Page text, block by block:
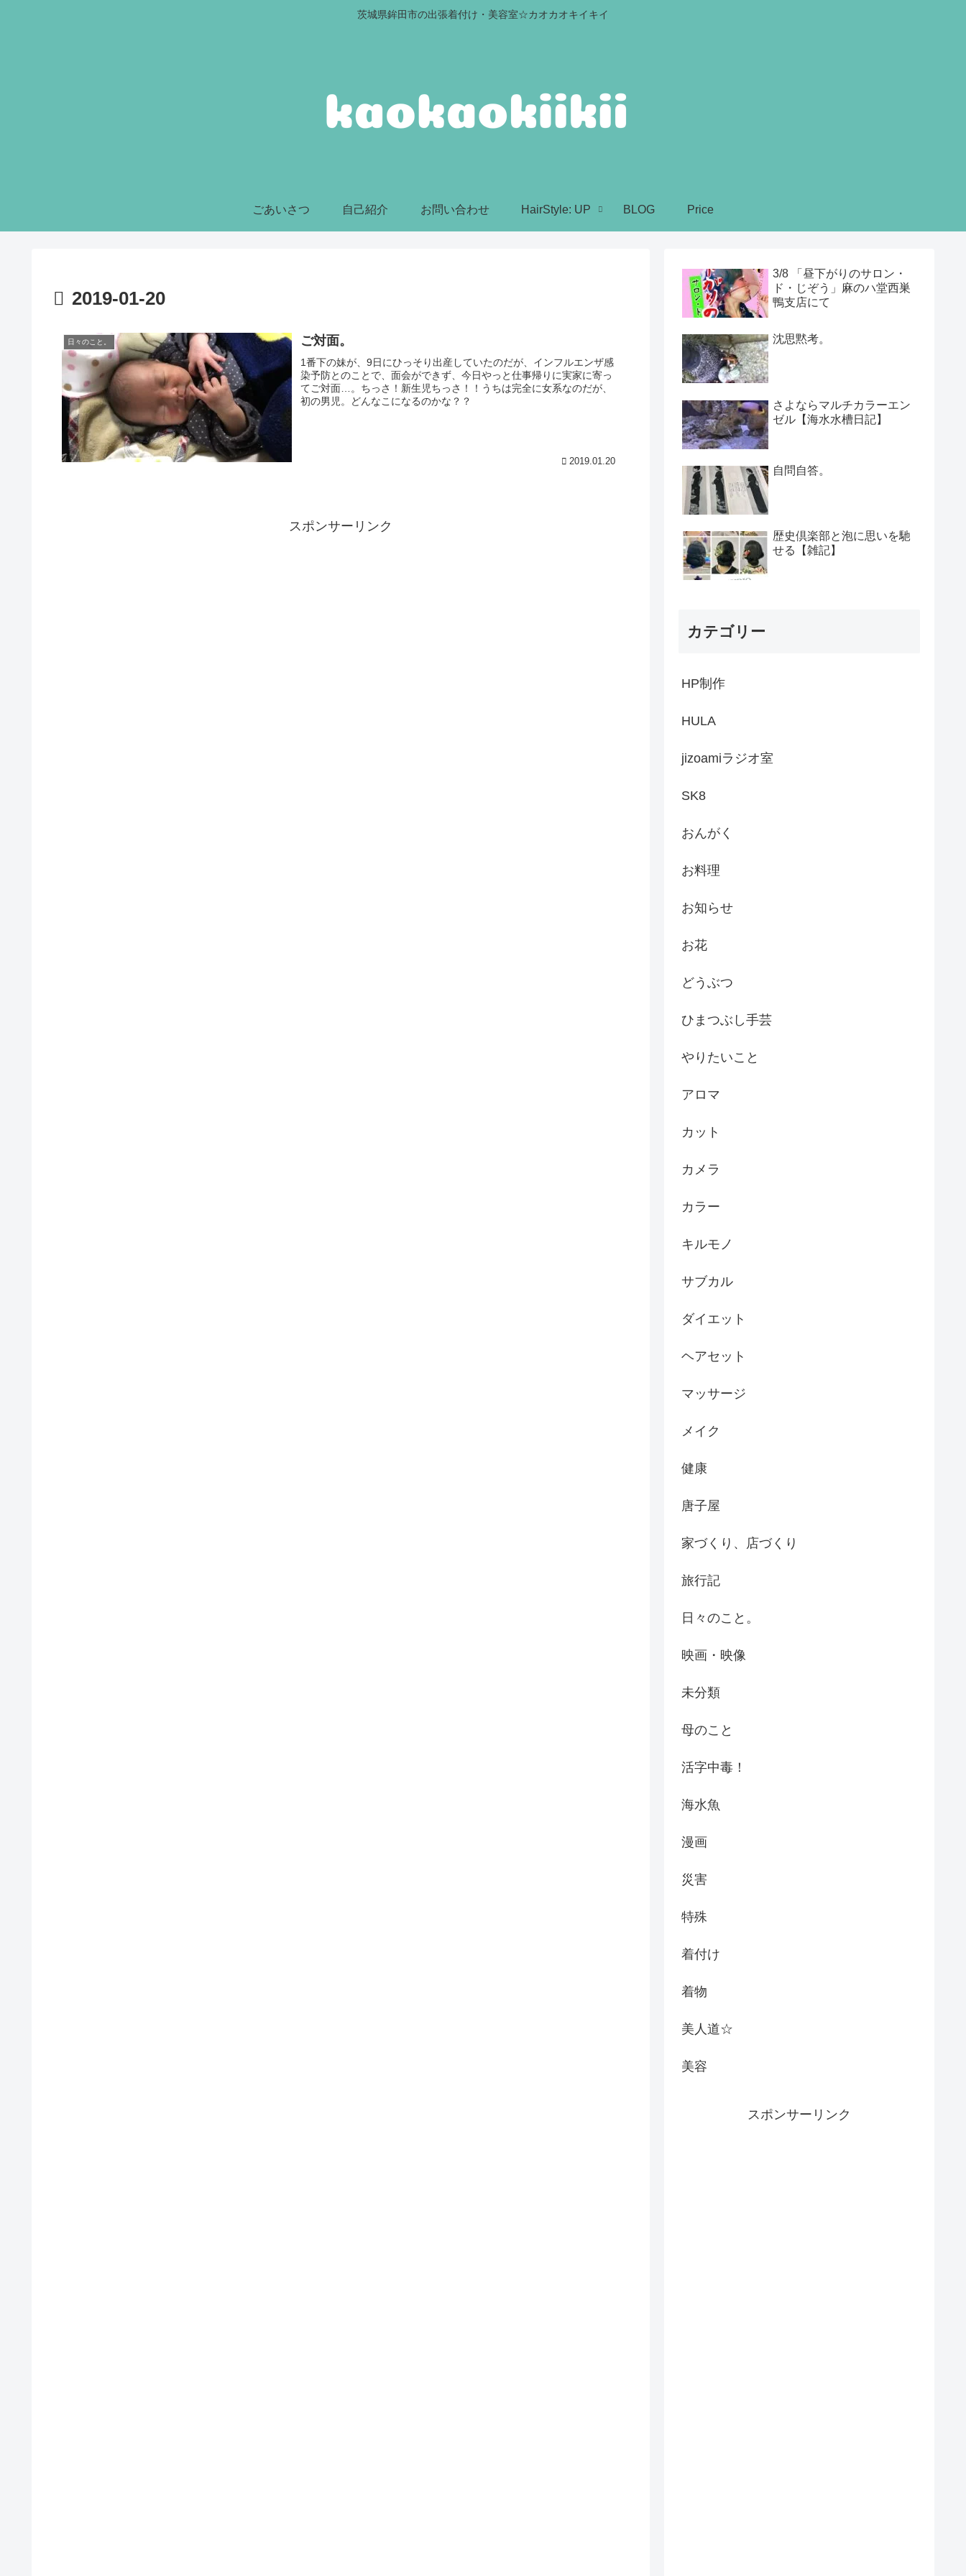
茨城県鉾田市の出張着付け・美容室☆カオカオキイキイ
ごあいさつ 自己紹介 お問い合わせ HairStyle: UP BLOG Price
2019-01-20
日々のこと。 ご対面。
1番下の妹が、9日にひっそり出産していたのだが、インフルエンザ感
染予防とのことで、面会ができず、今日やっと仕事帰りに実家に寄っ
てご対面…。ちっさ！新生児ちっさ！！うちは完全に女系なのだが、
初の男児。どんなこになるのかな？？
2019.01.20
スポンサーリンク
3/8 「昼下がりのサロン・
ド・じぞう」麻のハ堂西巣
鴨支店にて
沈思黙考。
さよならマルチカラーエン
ゼル【海水水槽日記】
自問自答。
歴史倶楽部と泡に思いを馳
せる【雑記】
カテゴリー
HP制作
HULA
jizoamiラジオ室
SK8
おんがく
お料理
お知らせ
お花
どうぶつ
ひまつぶし手芸
やりたいこと
アロマ
カット
カメラ
カラー
キルモノ
サブカル
ダイエット
ヘアセット
マッサージ
メイク
健康
唐子屋
家づくり、店づくり
旅行記
日々のこと。
映画・映像
未分類
母のこと
活字中毒！
海水魚
漫画
災害
特殊
着付け
着物
美人道☆
美容
スポンサーリンク